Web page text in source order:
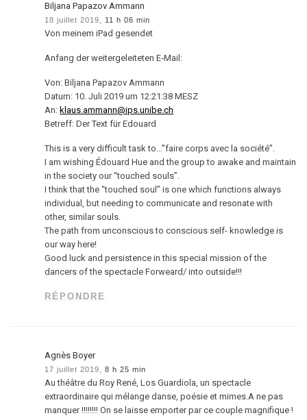
Biljana Papazov Ammann
18 juillet 2019, 11 h 06 min
Von meinem iPad gesendet
Anfang der weitergeleiteten E‑Mail:
Von: Biljana Papazov Ammann
Datum: 10. Juli 2019 um 12:21:38 MESZ
An: klaus.ammann@ips.unibe.ch
Betreff: Der Text für Edouard
This is a very difficult task to…”faire corps avec la société”.
I am wishing Édouard Hue and the group to awake and maintain
in the society our “touched souls”.
I think that the “touched soul” is one which functions always
individual, but needing to communicate and resonate with
other, similar souls.
The path from unconscious to conscious self- knowledge is
our way here!
Good luck and persistence in this special mission of the
dancers of the spectacle Forweard/ into outside!!!
RÉPONDRE
Agnès Boyer
17 juillet 2019, 8 h 25 min
Au théâtre du Roy René, Los Guardiola, un spectacle
extraordinaire qui mélange danse, poésie et mimes.A ne pas
manquer !!!!!!!! On se laisse emporter par ce couple magnifique !